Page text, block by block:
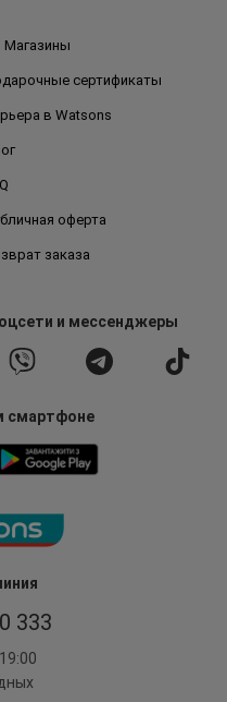
333
Магазины
сертификаты
в Watsons
оферта
заказа
и мессенджеры
смартфоне